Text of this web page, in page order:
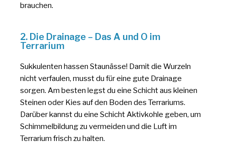
brauchen.
2. Die Drainage – Das A und O im
Terrarium
Sukkulenten hassen Staunässe! Damit die Wurzeln
nicht verfaulen, musst du für eine gute Drainage
sorgen. Am besten legst du eine Schicht aus kleinen
Steinen oder Kies auf den Boden des Terrariums.
Darüber kannst du eine Schicht Aktivkohle geben, um
Schimmelbildung zu vermeiden und die Luft im
Terrarium frisch zu halten.